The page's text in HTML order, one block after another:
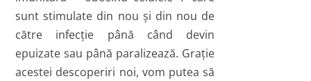
sunt stimulate din nou şi din nou de
către infecţie până când devin
epuizate sau până paralizează. Graţie
acestei descoperiri noi, vom putea să